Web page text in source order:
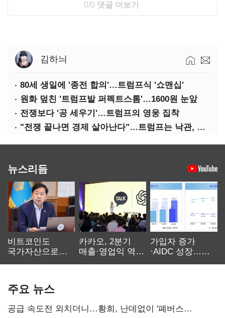
0/0 댓글 더보기
김하늬
80세 생일에 '종전 합의'…트럼프식 '쇼맨십'
원화 덮친 '트럼프발 퍼펙트스톰'…1600원 눈앞
전쟁보다 '공 세우기'…트럼프의 영웅 집착
"전쟁 끝나면 경제 살아난다"…트럼프는 낙관, 미국인은 싸늘
뉴스리듬
비트코인도
국가자산으로…'
카카오, 2분기
매출·영업익 역대
가입자 증가
·AIDC 성장…
주요 뉴스
공급 속도전 외치더니…황희, 난데없이 '폐버스